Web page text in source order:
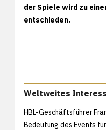
der Spiele wird zu
entschieden.
Weltweites
HBL-Geschäftsführer
Bedeutung des Events